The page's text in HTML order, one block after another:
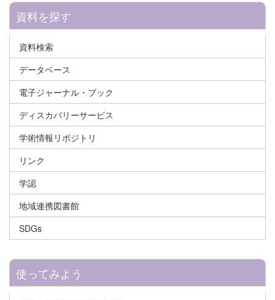
資料を探す
資料検索
データベース
電子ジャーナル・ブック
ディスカバリーサービス
学術情報リポジトリ
リンク
学認
地域連携図書館
SDGs
使ってみよう